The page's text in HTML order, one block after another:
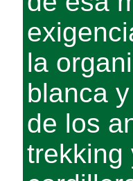
la
blanca
de los
trekking